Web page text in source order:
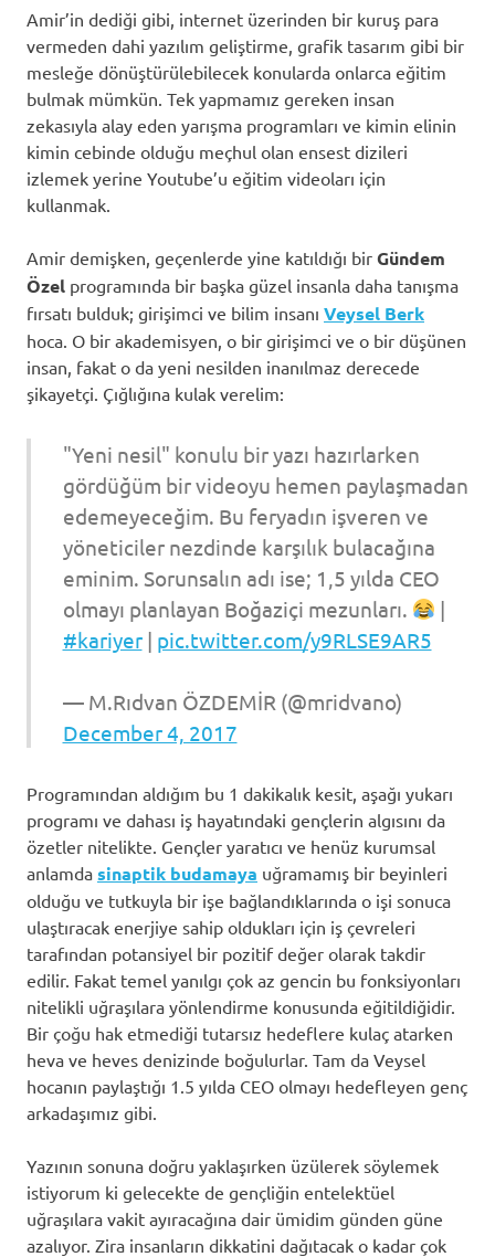
Amir’in dediği gibi, internet üzerinden bir kuruş para
vermeden dahi yazılım geliştirme, grafik tasarım gibi bir
mesleğe dönüştürülebilecek konularda onlarca eğitim
bulmak mümkün. Tek yapmamız gereken insan
zekasıyla alay eden yarışma programları ve kimin elinin
kimin cebinde olduğu meçhul olan ensest dizileri
izlemek yerine Youtube’u eğitim videoları için
kullanmak.
Amir demişken, geçenlerde yine katıldığı bir Gündem
Özel programında bir başka güzel insanla daha tanışma
fırsatı bulduk; girişimci ve bilim insanı Veysel Berk
hoca. O bir akademisyen, o bir girişimci ve o bir düşünen
insan, fakat o da yeni nesilden inanılmaz derecede
şikayetçi. Çığlığına kulak verelim:
"Yeni nesil" konulu bir yazı hazırlarken
gördüğüm bir videoyu hemen paylaşmadan
edemeyeceğim. Bu feryadın işveren ve
yöneticiler nezdinde karşılık bulacağına
eminim. Sorunsalın adı ise; 1,5 yılda CEO
olmayı planlayan Boğaziçi mezunları.
|
#kariyer| pic.twitter.com/y9RLSE9AR5
— M.Rıdvan ÖZDEMİR (@mridvano)
December 4, 2017
Programından aldığım bu 1 dakikalık kesit, aşağı yukarı
programı ve dahası iş hayatındaki gençlerin algısını da
özetler nitelikte. Gençler yaratıcı ve henüz kurumsal
anlamda sinaptik budamaya uğramamış bir beyinleri
olduğu ve tutkuyla bir işe bağlandıklarında o işi sonuca
ulaştıracak enerjiye sahip oldukları için iş çevreleri
tarafından potansiyel bir pozitif değer olarak takdir
edilir. Fakat temel yanılgı çok az gencin bu fonksiyonları
nitelikli uğraşılara yönlendirme konusunda eğitildiğidir.
Bir çoğu hak etmediği tutarsız hedeflere kulaç atarken
heva ve heves denizinde boğulurlar. Tam da Veysel
hocanın paylaştığı 1.5 yılda CEO olmayı hedefleyen genç
arkadaşımız gibi.
Yazının sonuna doğru yaklaşırken üzülerek söylemek
istiyorum ki gelecekte de gençliğin entelektüel
uğraşılara vakit ayıracağına dair ümidim günden güne
azalıyor. Zira insanların dikkatini dağıtacak o kadar çok